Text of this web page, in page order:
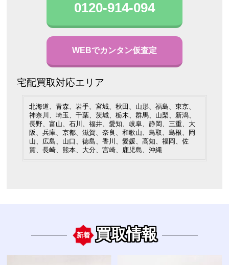
0120-914-094
WEBでカンタン仮査定
宅配買取対応エリア
北海道、青森、岩手、宮城、秋田、山形、福島、東京、
神奈川、埼玉、千葉、茨城、栃木、群馬、山梨、新潟、
長野、富山、石川、福井、愛知、岐阜、静岡、三重、大
阪、兵庫、京都、滋賀、奈良、和歌山、鳥取、島根、岡
山、広島、山口、徳島、香川、愛媛、高知、福岡、佐
賀、長崎、熊本、大分、宮崎、鹿児島、沖縄
新着 買取情報